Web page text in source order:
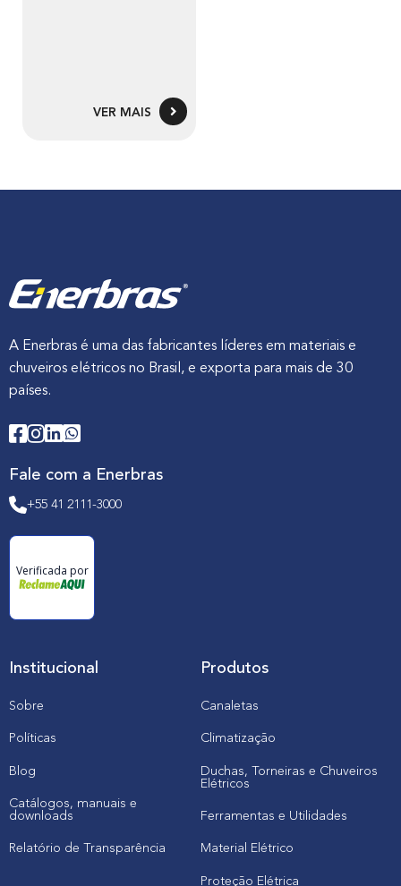
VER MAIS
A Enerbras é uma das fabricantes líderes em materiais e
chuveiros elétricos no Brasil, e exporta para mais de 30
países.
Fale com a Enerbras
+55 41 2111-3000
Verificada por
Institucional
Sobre
Políticas
Blog
Catálogos, manuais e
downloads
Relatório de Transparência
Produtos
Canaletas
Climatização
Duchas, Torneiras e Chuveiros
Elétricos
Ferramentas e Utilidades
Material Elétrico
Proteção Elétrica